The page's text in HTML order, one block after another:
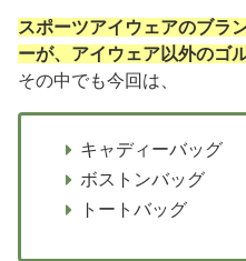
スポーツアイウェアのブラ
ーが、アイウェア以外のゴ
その中でも今回は、
キャディーバッグ
ボストンバッグ
トートバッグ